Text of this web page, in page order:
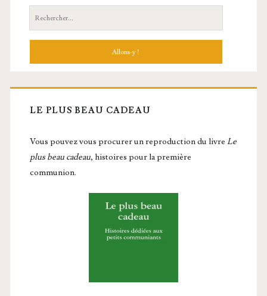
Recherche:
LE PLUS BEAU CADEAU
Vous pou­vez vous pro­cu­rer un repro­duc­tion du livre Le
plus beau cadeau, histoires pour la première
communion.